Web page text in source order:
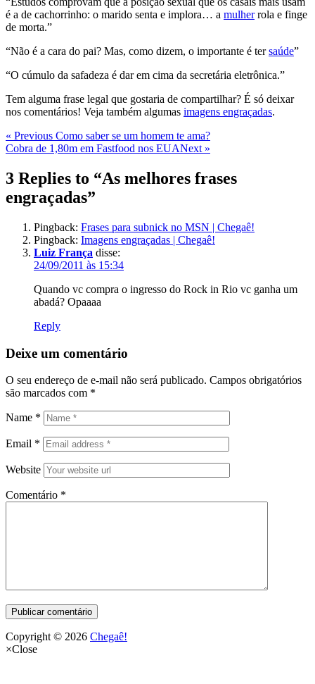
é a de cachorrinho: o marido senta e implora… a mulherrola e finge
de morta.”
“Não é a cara do pai? Mas, como dizem, o importante é tersaúde”
“O cúmulo da safadeza é dar em cima da secretária eletrônica.”
Tem alguma frase legal que gostaria de compartilhar? É só deixar
nos comentários! Veja também algumas imagens engraçadas.
Navegação
de
Post
Previous
Post
« Previous Como saber se um homem te ama?
Next
Cobra de 1,80m em Fastfood nos EUANext »
3 Replies to “As melhores frases
engraçadas”
Pingback: Frases para subnick no MSN | Chegaê!
Pingback: Imagens engraçadas | Chegaê!
Luiz França disse:
24/09/2011 às 15:34
Quando vc compra o ingresso do Rock in Rio vc ganha um
abadá? Opaaaa
Reply
Deixe um comentário
O seu endereço de e-mail não será publicado. Campos obrigatórios
são marcados com *
Name *
Email *
Website
Comentário *
Copyright © 2026 Chegaê!
×Close